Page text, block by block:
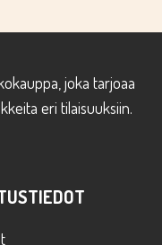
joka tarjoaa
eri tilaisuuksiin.